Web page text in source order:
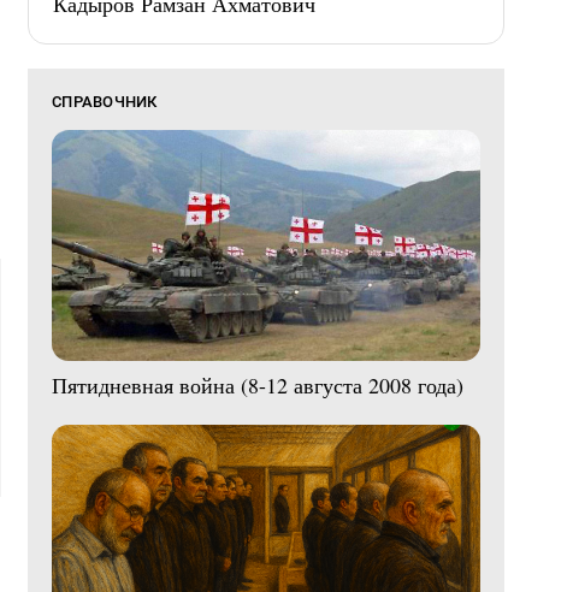
СПРАВОЧНИК
Пятидневная война (8-12 августа 2008 года)